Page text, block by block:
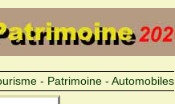
- Patrimoine - Automobiles